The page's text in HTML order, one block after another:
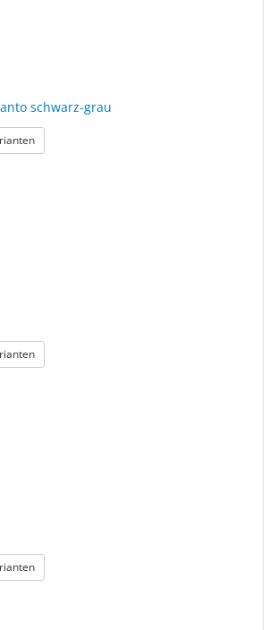
schwarz-grau
: HANG OVER Panto schwarz-grau
: KUBA
: LOLLIPOP